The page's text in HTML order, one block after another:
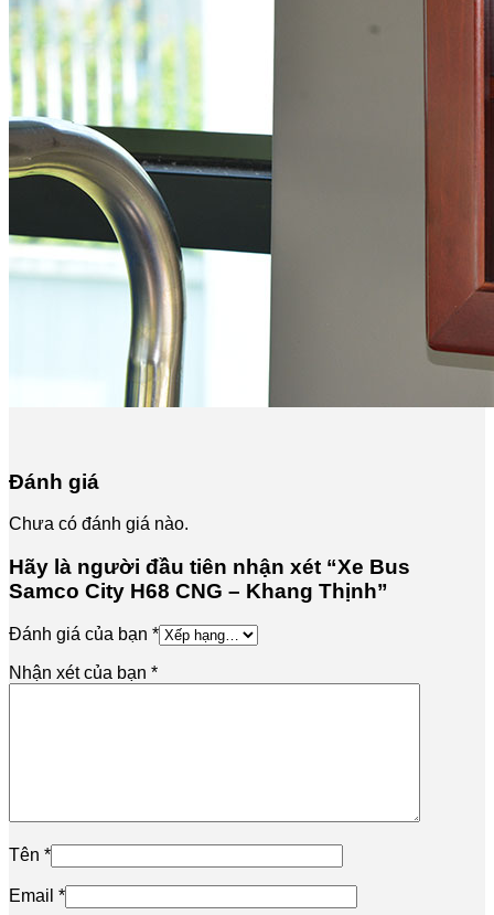
Đánh giá
Chưa có đánh giá nào.
Hãy là người đầu tiên nhận xét “Xe Bus
Samco City H68 CNG – Khang Thịnh”
Đánh giá của bạn *
Nhận xét của bạn *
Tên *
Email *